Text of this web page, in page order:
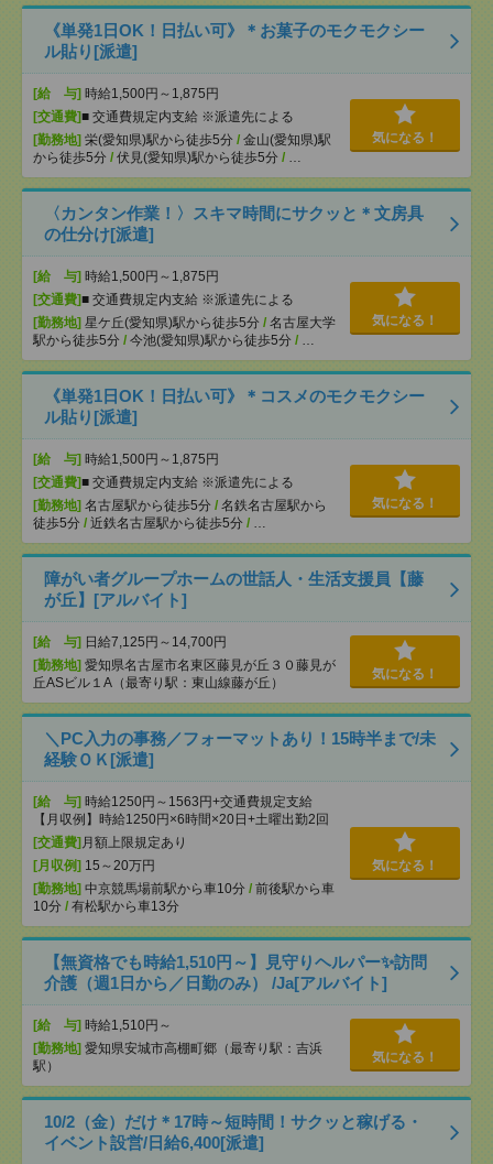
《単発1日OK！日払い可》＊お菓子のモクモクシー
ル貼り[派遣]
[給 与] 時給1,500円～1,875円
[交通費]■ 交通費規定内支給 ※派遣先による
[勤務地] 栄(愛知県)駅から徒歩5分 / 金山(愛知県)駅
から徒歩5分 / 伏見(愛知県)駅から徒歩5分 / …
気になる！
〈カンタン作業！〉スキマ時間にサクッと＊文房具
の仕分け[派遣]
[給 与] 時給1,500円～1,875円
[交通費]■ 交通費規定内支給 ※派遣先による
[勤務地] 星ケ丘(愛知県)駅から徒歩5分 / 名古屋大学
駅から徒歩5分 / 今池(愛知県)駅から徒歩5分 / …
気になる！
《単発1日OK！日払い可》＊コスメのモクモクシー
ル貼り[派遣]
[給 与] 時給1,500円～1,875円
[交通費]■ 交通費規定内支給 ※派遣先による
[勤務地] 名古屋駅から徒歩5分 / 名鉄名古屋駅から
徒歩5分 / 近鉄名古屋駅から徒歩5分 / …
気になる！
障がい者グループホームの世話人・生活支援員【藤
が丘】[アルバイト]
[給 与] 日給7,125円～14,700円
[勤務地] 愛知県名古屋市名東区藤見が丘３０藤見が
丘ASビル１A（最寄り駅：東山線藤が丘）
気になる！
＼PC入力の事務／フォーマットあり！15時半まで/未
経験ＯＫ[派遣]
[給 与] 時給1250円～1563円+交通費規定支給
【月収例】時給1250円×6時間×20日+土曜出勤2回
[交通費] 月額上限規定あり
[月収例] 15～20万円
[勤務地] 中京競馬場前駅から車10分 / 前後駅から車
10分 / 有松駅から車13分
気になる！
【無資格でも時給1,510円～】見守りヘルパー✨訪問
介護（週1日から／日勤のみ） /Ja[アルバイト]
[給 与] 時給1,510円～
[勤務地] 愛知県安城市高棚町郷（最寄り駅：吉浜
駅）
気になる！
10/2（金）だけ＊17時～短時間！サクッと稼げる・
イベント設営/日給6,400[派遣]